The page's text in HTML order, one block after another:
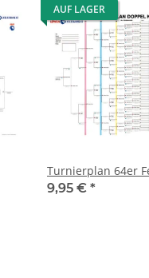
AUF LAGER
Turnierplan 64er
9,95 € *